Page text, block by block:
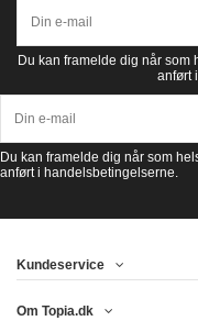
Du kan framelde dig når som
anført
Du kan framelde dig når som
anført i handelsbetingelserne.
Kundeservice
Om Topia.dk